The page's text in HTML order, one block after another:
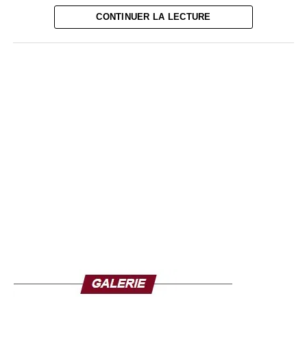
puissance mondiale, illustrant ainsi une relation
structurée autant par la compétition que par la nécessité
aurait pour vocation de réduire les tensions issues des
hausses de droits de douane imposées par les États-Unis
CONTINUER LA LECTURE